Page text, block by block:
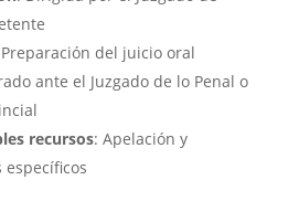
del juicio oral
ante el Juzgado de lo Penal o
recursos: Apelación y
específicos